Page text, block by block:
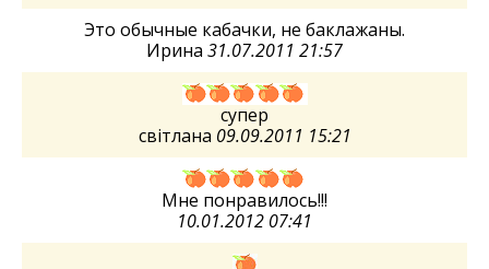
Это обычные кабачки, не баклажаны.
Ирина 31.07.2011 21:57
супер
світлана 09.09.2011 15:21
Мне понравилось!!!
10.01.2012 07:41